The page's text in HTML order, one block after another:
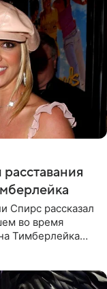
Спирс рассказал
во время
Тимберлейка